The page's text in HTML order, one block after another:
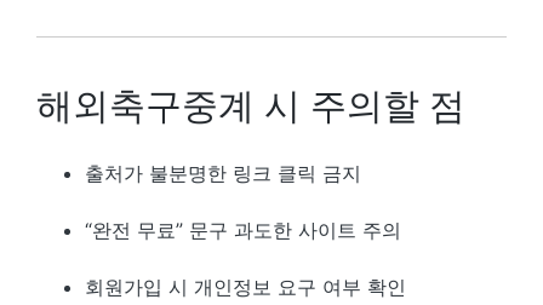
해외축구중계 시 주의할 점
출처가 불분명한 링크 클릭 금지
“완전 무료” 문구 과도한 사이트 주의
회원가입 시 개인정보 요구 여부 확인